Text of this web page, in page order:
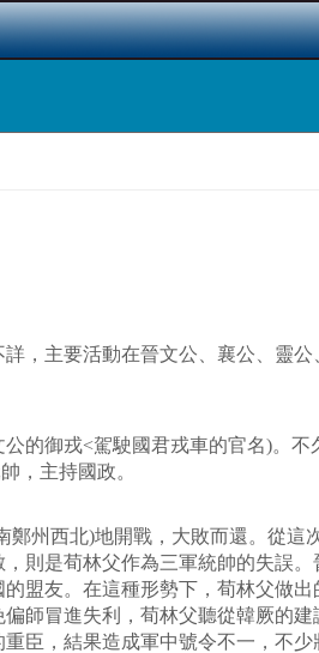
，主要活動在晉文公、襄公、靈公
的御戎<駕駛國君戎車的官名)。不
，主持國政。
州西北)地開戰，大敗而還。從這
則是荀林父作為三軍統帥的失誤
盟友。在這種形勢下，荀林父做出
師冒進失利，荀林父聽從韓厥的
臣，結果造成軍中號令不一，不